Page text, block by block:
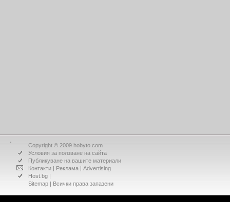
Copyright © 2009 hobyto.com
Условия за ползване на сайта
Публикуване на вашите материали
Контакти | Реклама | Advertising
Host.bg |
Sitemap | Всички права запазени